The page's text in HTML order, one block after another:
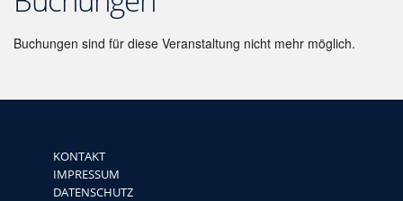
Buchungen sind für diese Veranstaltung nicht mehr möglich.
KONTAKT
IMPRESSUM
DATENSCHUTZ